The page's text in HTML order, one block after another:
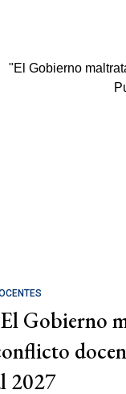
Gobierno
2027